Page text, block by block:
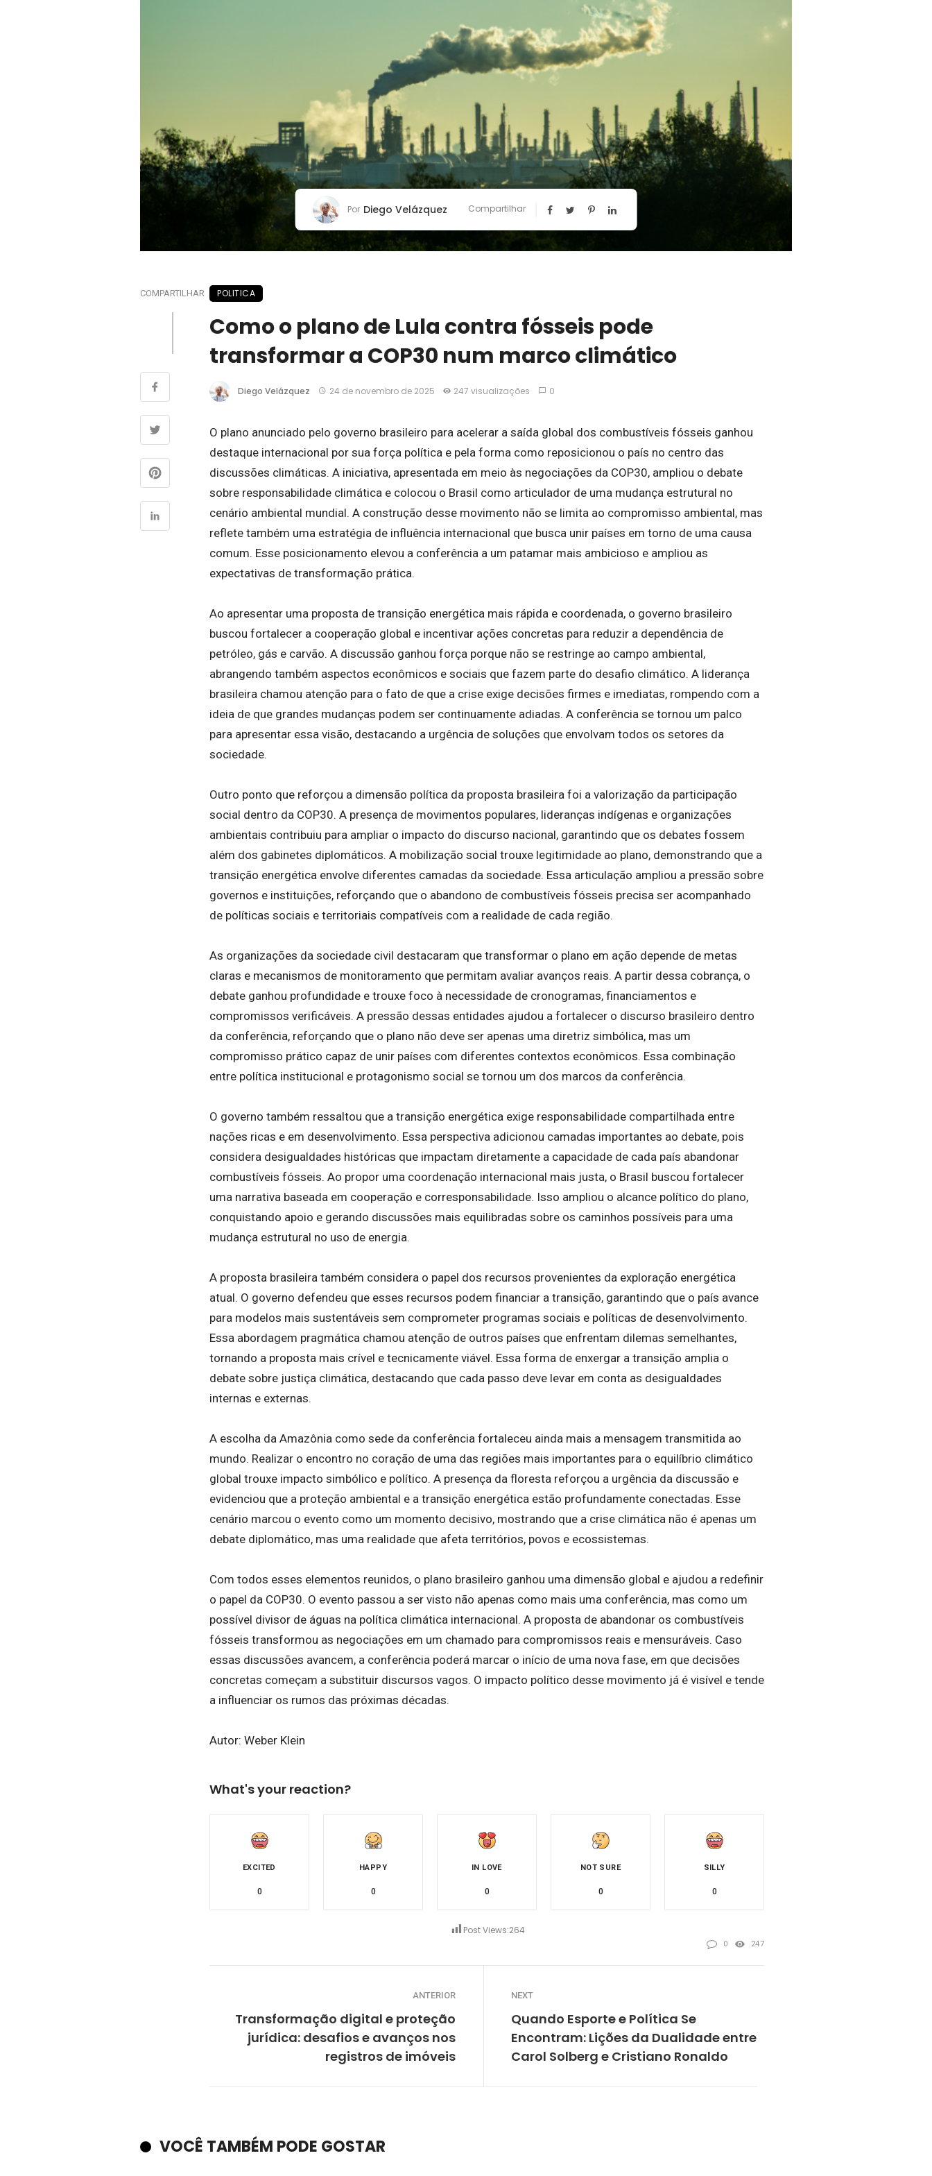
Por Diego Velázquez Compartilhar
COMPARTILHAR POLITICA
Como o plano de Lula contra fósseis pode
transformar a COP30 num marco climático
Diego Velázquez 24 de novembro de 2025 247 visualizações 0
O plano anunciado pelo governo brasileiro para acelerar a saída global dos combustíveis fósseis ganhou
destaque internacional por sua força política e pela forma como reposicionou o país no centro das
discussões climáticas. A iniciativa, apresentada em meio às negociações da COP30, ampliou o debate
sobre responsabilidade climática e colocou o Brasil como articulador de uma mudança estrutural no
cenário ambiental mundial. A construção desse movimento não se limita ao compromisso ambiental, mas
reflete também uma estratégia de influência internacional que busca unir países em torno de uma causa
comum. Esse posicionamento elevou a conferência a um patamar mais ambicioso e ampliou as
expectativas de transformação prática.
Ao apresentar uma proposta de transição energética mais rápida e coordenada, o governo brasileiro
buscou fortalecer a cooperação global e incentivar ações concretas para reduzir a dependência de
petróleo, gás e carvão. A discussão ganhou força porque não se restringe ao campo ambiental,
abrangendo também aspectos econômicos e sociais que fazem parte do desafio climático. A liderança
brasileira chamou atenção para o fato de que a crise exige decisões firmes e imediatas, rompendo com a
ideia de que grandes mudanças podem ser continuamente adiadas. A conferência se tornou um palco
para apresentar essa visão, destacando a urgência de soluções que envolvam todos os setores da
sociedade.
Outro ponto que reforçou a dimensão política da proposta brasileira foi a valorização da participação
social dentro da COP30. A presença de movimentos populares, lideranças indígenas e organizações
ambientais contribuiu para ampliar o impacto do discurso nacional, garantindo que os debates fossem
além dos gabinetes diplomáticos. A mobilização social trouxe legitimidade ao plano, demonstrando que a
transição energética envolve diferentes camadas da sociedade. Essa articulação ampliou a pressão sobre
governos e instituições, reforçando que o abandono de combustíveis fósseis precisa ser acompanhado
de políticas sociais e territoriais compatíveis com a realidade de cada região.
As organizações da sociedade civil destacaram que transformar o plano em ação depende de metas
claras e mecanismos de monitoramento que permitam avaliar avanços reais. A partir dessa cobrança, o
debate ganhou profundidade e trouxe foco à necessidade de cronogramas, financiamentos e
compromissos verificáveis. A pressão dessas entidades ajudou a fortalecer o discurso brasileiro dentro
da conferência, reforçando que o plano não deve ser apenas uma diretriz simbólica, mas um
compromisso prático capaz de unir países com diferentes contextos econômicos. Essa combinação
entre política institucional e protagonismo social se tornou um dos marcos da conferência.
O governo também ressaltou que a transição energética exige responsabilidade compartilhada entre
nações ricas e em desenvolvimento. Essa perspectiva adicionou camadas importantes ao debate, pois
considera desigualdades históricas que impactam diretamente a capacidade de cada país abandonar
combustíveis fósseis. Ao propor uma coordenação internacional mais justa, o Brasil buscou fortalecer
uma narrativa baseada em cooperação e corresponsabilidade. Isso ampliou o alcance político do plano,
conquistando apoio e gerando discussões mais equilibradas sobre os caminhos possíveis para uma
mudança estrutural no uso de energia.
A proposta brasileira também considera o papel dos recursos provenientes da exploração energética
atual. O governo defendeu que esses recursos podem financiar a transição, garantindo que o país avance
para modelos mais sustentáveis sem comprometer programas sociais e políticas de desenvolvimento.
Essa abordagem pragmática chamou atenção de outros países que enfrentam dilemas semelhantes,
tornando a proposta mais crível e tecnicamente viável. Essa forma de enxergar a transição amplia o
debate sobre justiça climática, destacando que cada passo deve levar em conta as desigualdades
internas e externas.
A escolha da Amazônia como sede da conferência fortaleceu ainda mais a mensagem transmitida ao
mundo. Realizar o encontro no coração de uma das regiões mais importantes para o equilíbrio climático
global trouxe impacto simbólico e político. A presença da floresta reforçou a urgência da discussão e
evidenciou que a proteção ambiental e a transição energética estão profundamente conectadas. Esse
cenário marcou o evento como um momento decisivo, mostrando que a crise climática não é apenas um
debate diplomático, mas uma realidade que afeta territórios, povos e ecossistemas.
Com todos esses elementos reunidos, o plano brasileiro ganhou uma dimensão global e ajudou a redefinir
o papel da COP30. O evento passou a ser visto não apenas como mais uma conferência, mas como um
possível divisor de águas na política climática internacional. A proposta de abandonar os combustíveis
fósseis transformou as negociações em um chamado para compromissos reais e mensuráveis. Caso
essas discussões avancem, a conferência poderá marcar o início de uma nova fase, em que decisões
concretas começam a substituir discursos vagos. O impacto político desse movimento já é visível e tende
a influenciar os rumos das próximas décadas.
Autor: Weber Klein
Post Views:264
What's your reaction?
EXCITED
0
HAPPY
0
IN LOVE
0
NOT SURE
0
SILLY
0
0 247
ANTERIOR
Transformação digital e proteção
jurídica: desafios e avanços nos
registros de imóveis
NEXT
Quando Esporte e Política Se
Encontram: Lições da Dualidade entre
Carol Solberg e Cristiano Ronaldo
VOCÊ TAMBÉM PODE GOSTAR